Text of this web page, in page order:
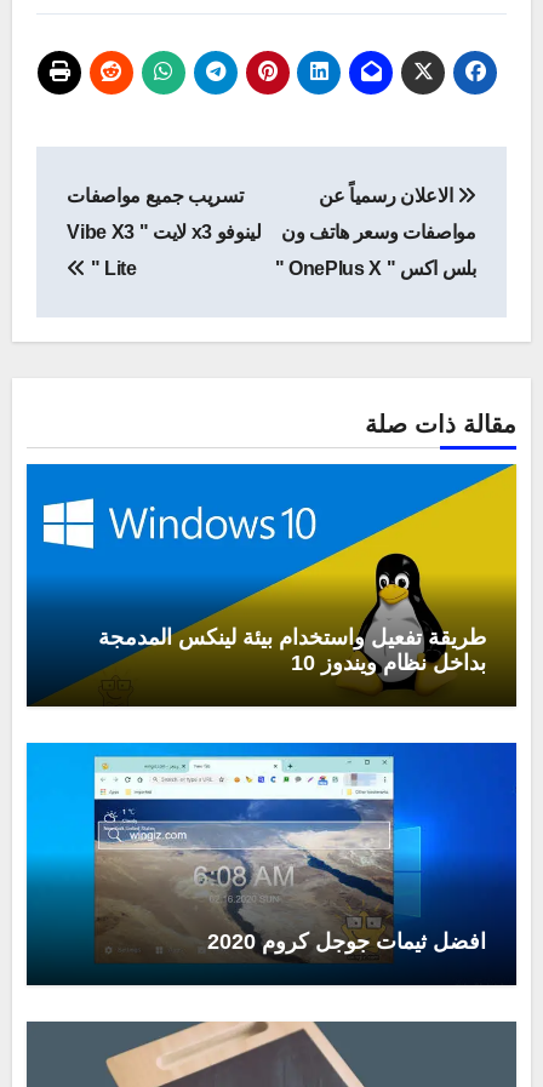
المقالات
الاعلان رسمياً عن
مواصفات وسعر هاتف ون
بلس اكس " OnePlus X "
تسريب جميع مواصفات
لينوفو x3 لايت " Vibe X3
Lite "
مقالة ذات صلة
طريقة تفعيل واستخدام بيئة لينكس المدمجة
بداخل نظام ويندوز 10
افضل ثيمات جوجل كروم 2020